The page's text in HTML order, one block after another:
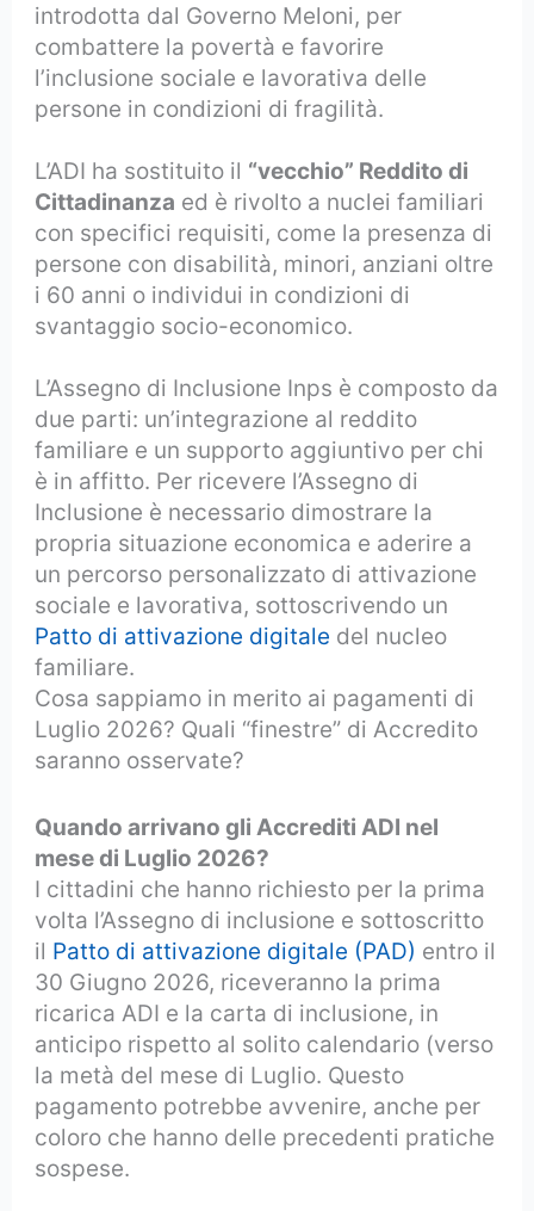
introdotta dal Governo Meloni, per
combattere la povertà e favorire
l’inclusione sociale e lavorativa delle
persone in condizioni di fragilità.
L’ADI ha sostituito il “vecchio” Reddito di
Cittadinanza ed è rivolto a nuclei familiari
con specifici requisiti, come la presenza di
persone con disabilità, minori, anziani oltre
i 60 anni o individui in condizioni di
svantaggio socio-economico.
L’Assegno di Inclusione Inps è composto da
due parti: un’integrazione al reddito
familiare e un supporto aggiuntivo per chi
è in affitto. Per ricevere l’Assegno di
Inclusione è necessario dimostrare la
propria situazione economica e aderire a
un percorso personalizzato di attivazione
sociale e lavorativa, sottoscrivendo un
Patto di attivazione digitale del nucleo
familiare.
Cosa sappiamo in merito ai pagamenti di
Luglio 2026? Quali “finestre” di Accredito
saranno osservate?
Quando arrivano gli Accrediti ADI nel
mese di Luglio 2026?
I cittadini che hanno richiesto per la prima
volta l’Assegno di inclusione e sottoscritto
il Patto di attivazione digitale (PAD) entro il
30 Giugno 2026, riceveranno la prima
ricarica ADI e la carta di inclusione, in
anticipo rispetto al solito calendario (verso
la metà del mese di Luglio. Questo
pagamento potrebbe avvenire, anche per
coloro che hanno delle precedenti pratiche
sospese.